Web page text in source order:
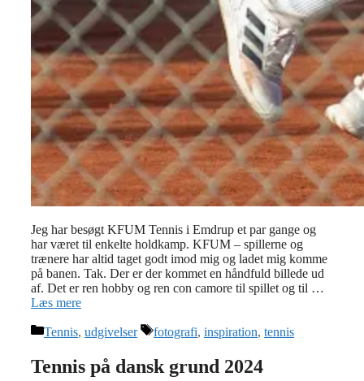
Jeg har besøgt KFUM Tennis i Emdrup et par gange og
har været til enkelte holdkamp. KFUM – spillerne og
trænere har altid taget godt imod mig og ladet mig komme
på banen. Tak. Der er der kommet en håndfuld billede ud
af. Det er ren hobby og ren con camore til spillet og til …
Læs mere
Kategorier
Tennis, udgivelser Tags
fotografi, inspiration, tennis
Tennis på dansk grund 2024